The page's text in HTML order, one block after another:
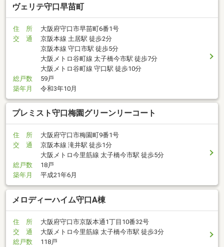
ヴェリテ守口早苗町
住 所
大阪府守口市早苗町6番1号
交 通
京阪本線 土居駅 徒歩2分
京阪本線 守口市駅 徒歩5分
大阪メトロ谷町線 太子橋今市駅 徒歩7分
大阪メトロ谷町線 守口駅 徒歩10分
総戸数
59戸
築年月
令和3年10月
プレミスト守口梅園グリーンリーコート
住 所
大阪府守口市梅園町9番1号
交 通
京阪本線 滝井駅 徒歩1分
大阪メトロ今里筋線 太子橋今市駅 徒歩5分
総戸数
18戸
築年月
平成21年6月
メロディーハイム守口A棟
住 所
大阪府守口市京阪本通1丁目10番32号
交 通
大阪メトロ今里筋線 太子橋今市駅 徒歩3分
総戸数
118戸